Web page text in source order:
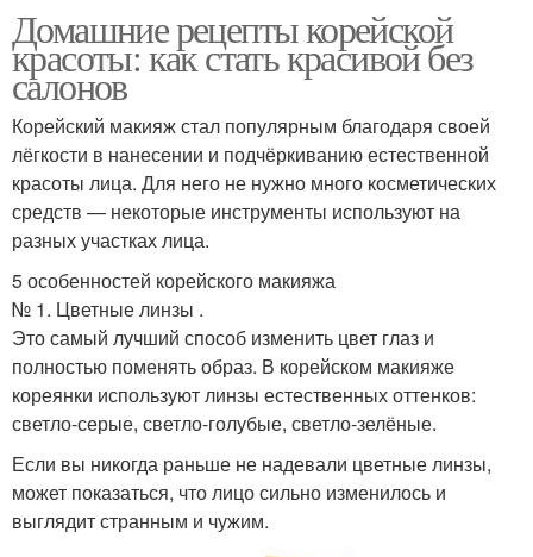
Домашние рецепты корейской
красоты: как стать красивой без
салонов
Корейский макияж стал популярным благодаря своей
лёгкости в нанесении и подчёркиванию естественной
красоты лица. Для него не нужно много косметических
средств — некоторые инструменты используют на
разных участках лица.
5 особенностей корейского макияжа
№ 1. Цветные линзы .
Это самый лучший способ изменить цвет глаз и
полностью поменять образ. В корейском макияже
кореянки используют линзы естественных оттенков:
светло-серые, светло-голубые, светло-зелёные.
Если вы никогда раньше не надевали цветные линзы,
может показаться, что лицо сильно изменилось и
выглядит странным и чужим.